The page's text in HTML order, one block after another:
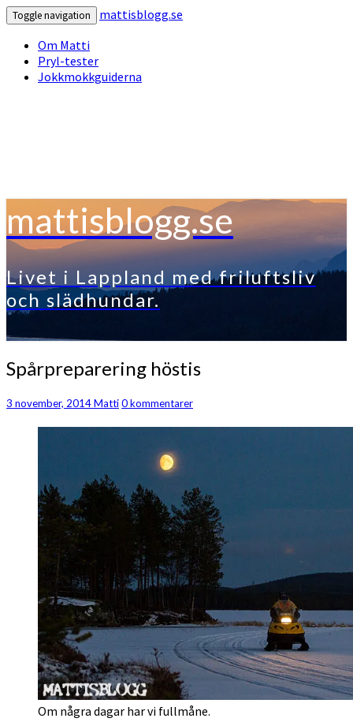
Toggle navigation
mattisblogg.se
Om Matti
Pryl-tester
Jokkmokkguiderna
mattisblogg.se
Livet i Lappland med friluftsliv
och slädhundar.
Spårpreparering
höstis
Spårpreparering höstis
3 november, 2014MattiKommentarer
0 kommentarer
Om några dagar har vi fullmåne.